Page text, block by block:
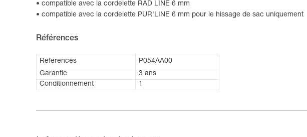
compatible avec la cordelette RAD LINE 6 mm
compatible avec la cordelette PUR'LINE 6 mm pour le hissage de sac uniquement
Références
Références
P054AA00
Garantie
3 ans
Conditionnement
1